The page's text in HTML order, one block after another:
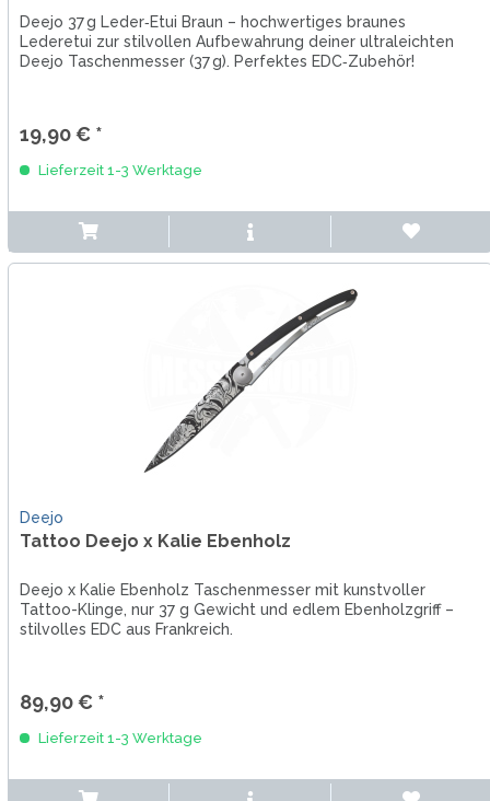
Deejo 37 g Leder‑Etui Braun – hochwertiges braunes
Lederetui zur stilvollen Aufbewahrung deiner ultraleichten
Deejo Taschenmesser (37 g). Perfektes EDC‑Zubehör!
19,90 € *
Lieferzeit 1-3 Werktage
Deejo
Tattoo Deejo x Kalie Ebenholz
Deejo x Kalie Ebenholz Taschenmesser mit kunstvoller
Tattoo-Klinge, nur 37 g Gewicht und edlem Ebenholzgriff –
stilvolles EDC aus Frankreich.
89,90 € *
Lieferzeit 1-3 Werktage